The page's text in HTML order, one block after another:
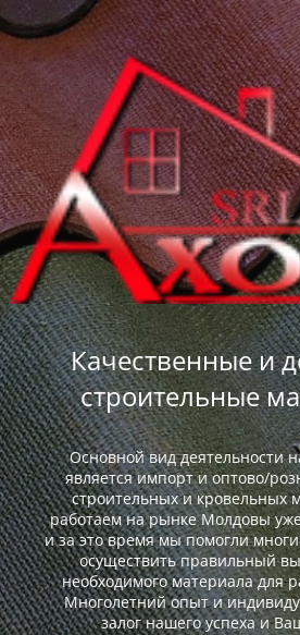
Качественные и
строительные
Основной вид деятельности
является импорт и оптово/
строительных и кровельных
работаем на рынке Молдовы уже
и за это время мы помогли
осуществить правильный
необходимого материала для
Многолетний опыт и
залог нашего успеха и